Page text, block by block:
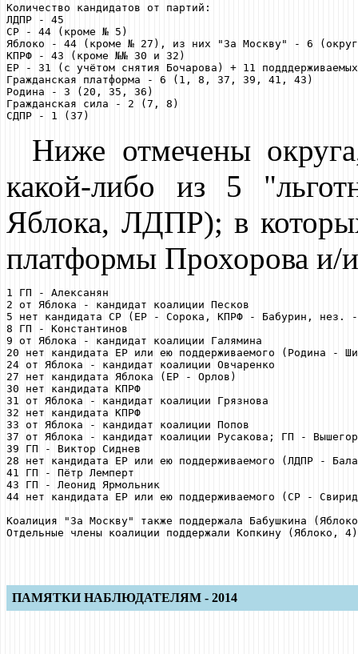
Количество кандидатов от партий:
ЛДПР - 45
СР - 44 (кроме № 5)
Яблоко - 44 (кроме № 27), из них "За Москву" - 6
КПРФ - 43 (кроме №№ 30 и 32)
ЕР - 31 (с учётом снятия Бочарова) + 11
Гражданская платформа - 6 (1, 8, 37, 39, 41, 43)
Родина - 3 (20, 35, 36)
Гражданская сила - 2 (7, 8)
Ниже отмечены
какой-либо из 5
Яблока, ЛДПР); в
платформы Прохорова и/
1 ГП - Алексанян
2 от Яблока - кандидат коалиции Песков
5 нет кандидата СР (ЕР - Сорока, КПРФ - Бабурин, нез.
8 ГП - Константинов
9 от Яблока - кандидат коалиции Галямина
20 нет кандидата ЕР или ею поддерживаемого (Родина -
24 от Яблока - кандидат коалиции Овчаренко
27 нет кандидата Яблока (ЕР - Орлов)
30 нет кандидата КПРФ
31 от Яблока - кандидат коалиции Грязнова
32 нет кандидата КПРФ
33 от Яблока - кандидат коалиции Попов
37 от Яблока - кандидат коалиции Русакова; ГП -
39 ГП - Виктор Сиднев
28 нет кандидата ЕР или ею поддерживаемого (ЛДПР -
41 ГП - Пётр Лемперт
43 ГП - Леонид Ярмольник
44 нет кандидата ЕР или ею поддерживаемого (СР -
Коалиция "За Москву" также поддержала Бабушкина
ПАМЯТКИ НАБЛЮДАТЕЛЯМ - 2014